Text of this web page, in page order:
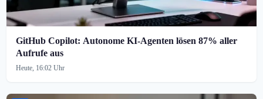
GitHub Copilot: Autonome KI-Agenten lösen 87% aller
Aufrufe aus
Heute, 16:02 Uhr